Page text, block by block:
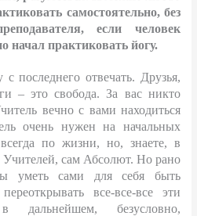
самостоятельно, без
если человек
начал практиковать йогу.
последнего отвечать. Друзья,
– это свобода. За вас никто
вечно с вами находиться
очень нужен на начальных
по жизни, но, знаете, в
Учителей, сам Абсолют. Но рано
уметь сами для себя быть
все-все-все эти
дальнейшем, безусловно,